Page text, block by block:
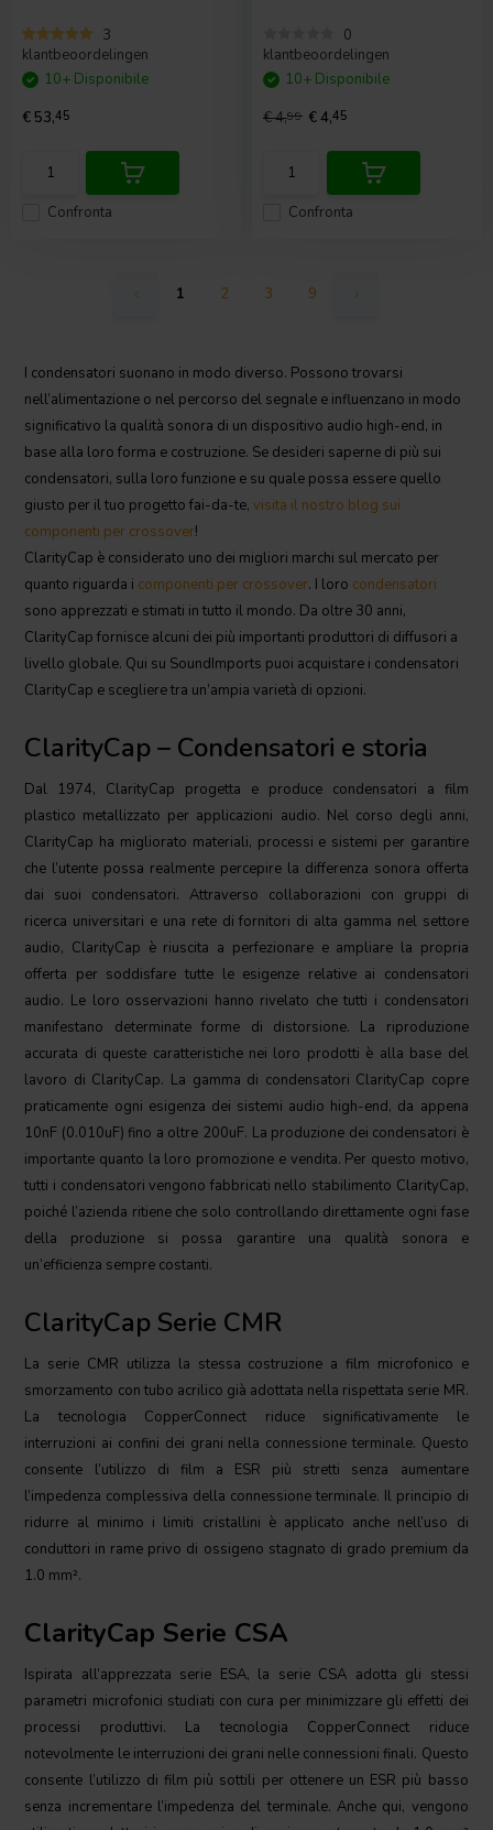
3
klantbeoordelingen
Confronta
10+ Disponibile
€ 53,45
0
klantbeoordelingen
Confronta
10+ Disponibile
€ 4,99 € 4,45
1 2 3 9
I condensatori suonano in modo diverso. Possono trovarsi
nell’alimentazione o nel percorso del segnale e influenzano in modo
significativo la qualità sonora di un dispositivo audio high-end, in
base alla loro forma e costruzione. Se desideri saperne di più sui
condensatori, sulla loro funzione e su quale possa essere quello
giusto per il tuo progetto fai-da-te,visita il nostro blog sui
componenti per crossover!
ClarityCap è considerato uno dei migliori marchi sul mercato per
quanto riguarda i componenti per crossover. I loro condensatori
sono apprezzati e stimati in tutto il mondo. Da oltre 30 anni,
ClarityCap fornisce alcuni dei più importanti produttori di diffusori a
livello globale. Qui su SoundImports puoi acquistare i condensatori
ClarityCap e scegliere tra un’ampia varietà di opzioni.
ClarityCap – Condensatori e storia
Dal 1974, ClarityCap progetta e produce condensatori a film
plastico metallizzato per applicazioni audio. Nel corso degli anni,
ClarityCap ha migliorato materiali, processi e sistemi per garantire
che l’utente possa realmente percepire la differenza sonora offerta
dai suoi condensatori. Attraverso collaborazioni con gruppi di
ricerca universitari e una rete di fornitori di alta gamma nel settore
audio, ClarityCap è riuscita a perfezionare e ampliare la propria
offerta per soddisfare tutte le esigenze relative ai condensatori
audio. Le loro osservazioni hanno rivelato che tutti i condensatori
manifestano determinate forme di distorsione. La riproduzione
accurata di queste caratteristiche nei loro prodotti è alla base del
lavoro di ClarityCap. La gamma di condensatori ClarityCap copre
praticamente ogni esigenza dei sistemi audio high-end, da appena
10nF (0.010uF) fino a oltre 200uF. La produzione dei condensatori è
importante quanto la loro promozione e vendita. Per questo motivo,
tutti i condensatori vengono fabbricati nello stabilimento ClarityCap,
poiché l’azienda ritiene che solo controllando direttamente ogni fase
della produzione si possa garantire una qualità sonora e
un’efficienza sempre costanti.
ClarityCap Serie CMR
La serie CMR utilizza la stessa costruzione a film microfonico e
smorzamento con tubo acrilico già adottata nella rispettata serie MR.
La tecnologia CopperConnect riduce significativamente le
interruzioni ai confini dei grani nella connessione terminale. Questo
consente l’utilizzo di film a ESR più stretti senza aumentare
l’impedenza complessiva della connessione terminale. Il principio di
ridurre al minimo i limiti cristallini è applicato anche nell’uso di
conduttori in rame privo di ossigeno stagnato di grado premium da
1.0 mm².
ClarityCap Serie CSA
Ispirata all’apprezzata serie ESA, la serie CSA adotta gli stessi
parametri microfonici studiati con cura per minimizzare gli effetti dei
processi produttivi. La tecnologia CopperConnect riduce
notevolmente le interruzioni dei grani nelle connessioni finali. Questo
consente l’utilizzo di film più sottili per ottenere un ESR più basso
senza incrementare l’impedenza del terminale. Anche qui, vengono